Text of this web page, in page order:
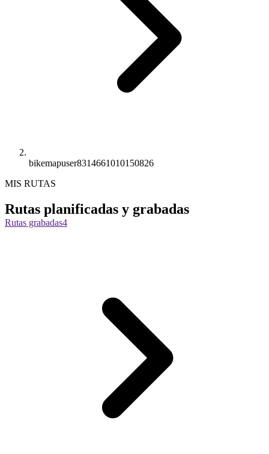
bikemapuser8314661010150826
MIS RUTAS
Rutas planificadas y grabadas
Rutas grabadas4